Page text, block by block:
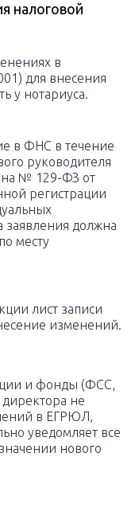
налоговой
в
для внесения
у нотариуса.
в ФНС в течение
руководителя
№ 129-ФЗ от
регистрации
заявления должна
месту
лист записи
изменений.
и фонды (ФСС,
не
в ЕГРЮЛ,
уведомляет все
нового